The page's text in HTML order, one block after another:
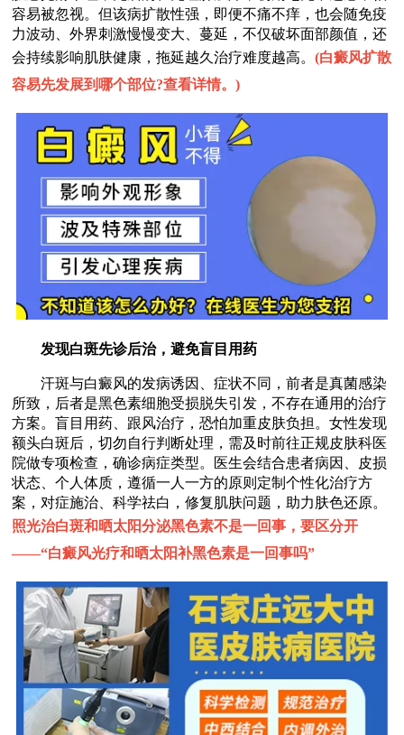
容易被忽视。但该病扩散性强，即便不痛不痒，也会随免疫
力波动、外界刺激慢慢变大、蔓延，不仅破坏面部颜值，还
会持续影响肌肤健康，拖延越久治疗难度越高。(白癜风扩散
容易先发展到哪个部位?查看详情。)
发现白斑先诊后治，避免盲目用药
汗斑与白癜风的发病诱因、症状不同，前者是真菌感染
所致，后者是黑色素细胞受损脱失引发，不存在通用的治疗
方案。盲目用药、跟风治疗，恐怕加重皮肤负担。女性发现
额头白斑后，切勿自行判断处理，需及时前往正规皮肤科医
院做专项检查，确诊病症类型。医生会结合患者病因、皮损
状态、个人体质，遵循一人一方的原则定制个性化治疗方
案，对症施治、科学祛白，修复肌肤问题，助力肤色还原。
照光治白斑和晒太阳分泌黑色素不是一回事，要区分开
——“白癜风光疗和晒太阳补黑色素是一回事吗”